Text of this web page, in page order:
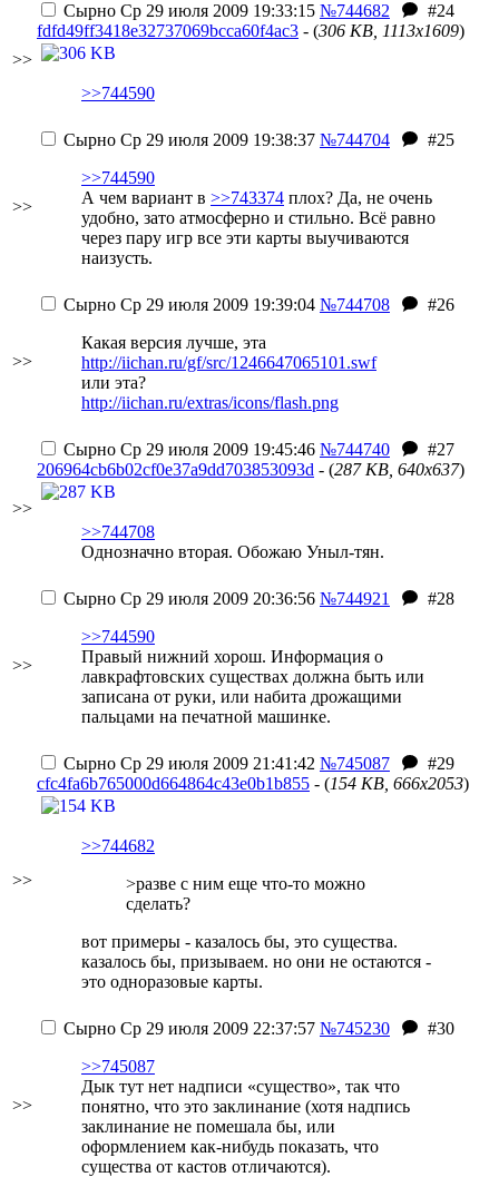
>>
Сырно Ср 29 июля 2009 19:33:15 №744682
#24
fdfd49ff3418e32737069bcca60f4ac3 - (306 KB, 1113x1609)
>>744590
>>
Сырно Ср 29 июля 2009 19:38:37 №744704
#25
>>744590
А чем вариант в >>743374 плох? Да, не очень
удобно, зато атмосферно и стильно. Всё равно
через пару игр все эти карты выучиваются
наизусть.
>>
Сырно Ср 29 июля 2009 19:39:04 №744708
#26
Какая версия лучше, эта
http://iichan.ru/gf/src/1246647065101.swf
или эта?
http://iichan.ru/extras/icons/flash.png
>>
Сырно Ср 29 июля 2009 19:45:46 №744740
#27
206964cb6b02cf0e37a9dd703853093d - (287 KB, 640x637)
>>744708
Однозначно вторая. Обожаю Уныл-тян.
>>
Сырно Ср 29 июля 2009 20:36:56 №744921
#28
>>744590
Правый нижний хорош. Информация о
лавкрафтовских существах должна быть или
записана от руки, или набита дрожащими
пальцами на печатной машинке.
>>
Сырно Ср 29 июля 2009 21:41:42 №745087
#29
cfc4fa6b765000d664864c43e0b1b855 - (154 KB, 666x2053)
>>744682
>разве с ним еще что-то можно
сделать?
вот примеры - казалось бы, это существа.
казалось бы, призываем. но они не остаются -
это одноразовые карты.
>>
Сырно Ср 29 июля 2009 22:37:57 №745230
#30
>>745087
Дык тут нет надписи «существо», так что
понятно, что это заклинание (хотя надпись
заклинание не помешала бы, или
оформлением как-нибудь показать, что
существа от кастов отличаются).